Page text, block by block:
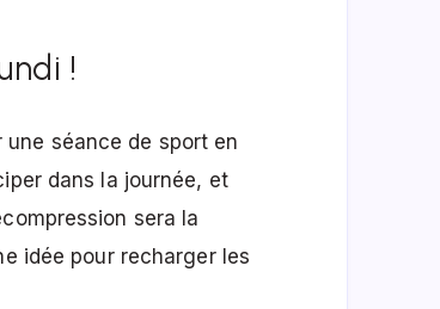
!
séance de sport en
dans la journée, et
sera la
idée pour recharger les